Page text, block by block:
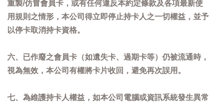
重製/仿冒會員卡，或有任何違反本約定條款及各項最新使
用規則之情形，本公司得立即停止持卡人之一切權益，並予
以停卡取消持卡資格。
六、已作廢之會員卡（如遺失卡、過期卡等）仍被流通時，
視為無效，本公司有權將卡片收回，避免再次誤用。
七、為維護持卡人權益，如本公司電腦或資訊系統發生異常